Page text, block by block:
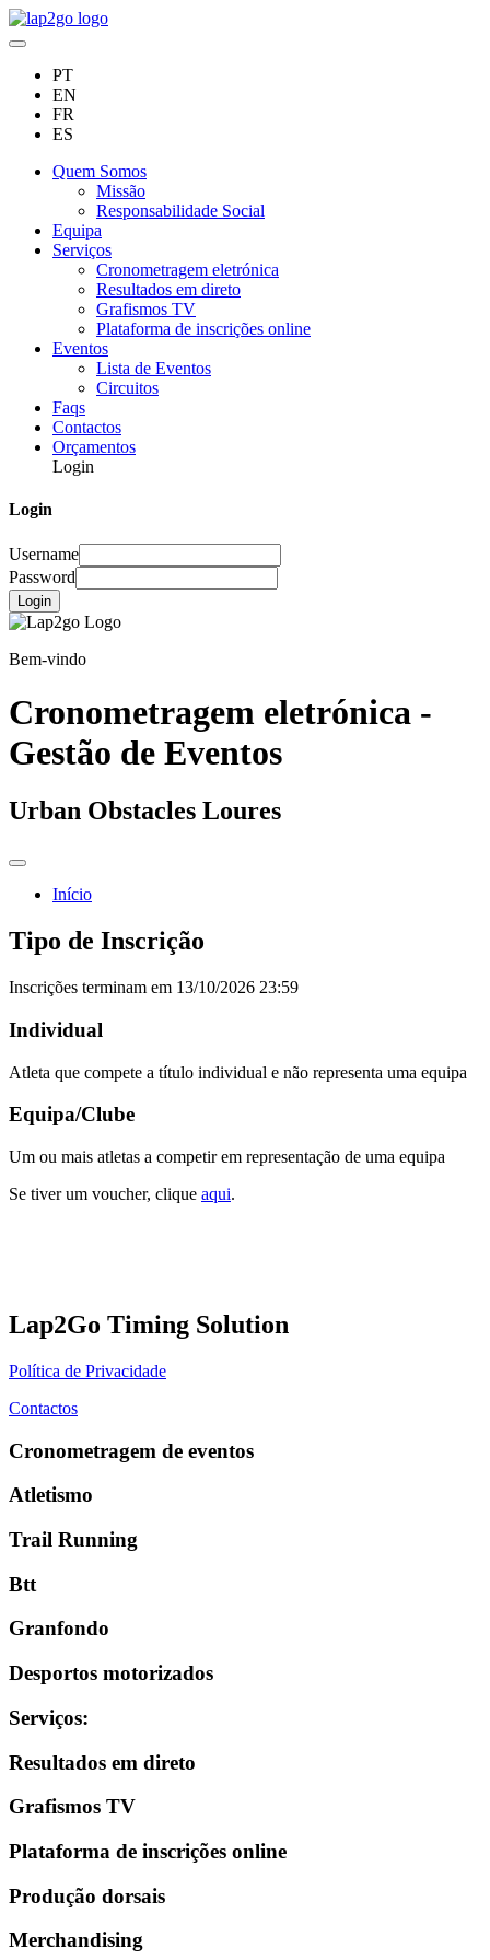
PT
EN
FR
ES
Quem Somos
Missão
Responsabilidade Social
Equipa
Serviços
Cronometragem eletrónica
Resultados em direto
Grafismos TV
Plataforma de inscrições online
Eventos
Lista de Eventos
Circuitos
Faqs
Contactos
Orçamentos
Login
Login
Username
Password
Login
Bem-vindo
Cronometragem eletrónica -
Gestão de Eventos
Urban Obstacles Loures
Início
Tipo de Inscrição
Inscrições terminam em 13/10/2026 23:59
Individual
Atleta que compete a título individual e não representa uma equipa
Equipa/Clube
Um ou mais atletas a competir em representação de uma equipa
Se tiver um voucher, clique aqui.
Lap2Go Timing Solution
Política de Privacidade
Contactos
Cronometragem de eventos
Atletismo
Trail Running
Btt
Granfondo
Desportos motorizados
Serviços:
Resultados em direto
Grafismos TV
Plataforma de inscrições online
Produção dorsais
Merchandising